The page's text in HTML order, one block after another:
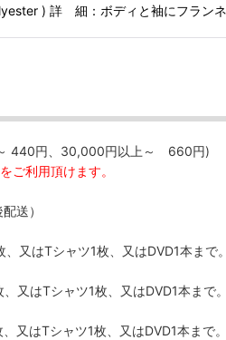
) 詳 細：ボディと袖にフ
440円、30,000円以上～ 660円)
ご利用頂けます。
送）
、又はTシャツ1枚、又はDVD1本ま
、又はTシャツ1枚、又はDVD1本まで
、又はTシャツ1枚、又はDVD1本ま